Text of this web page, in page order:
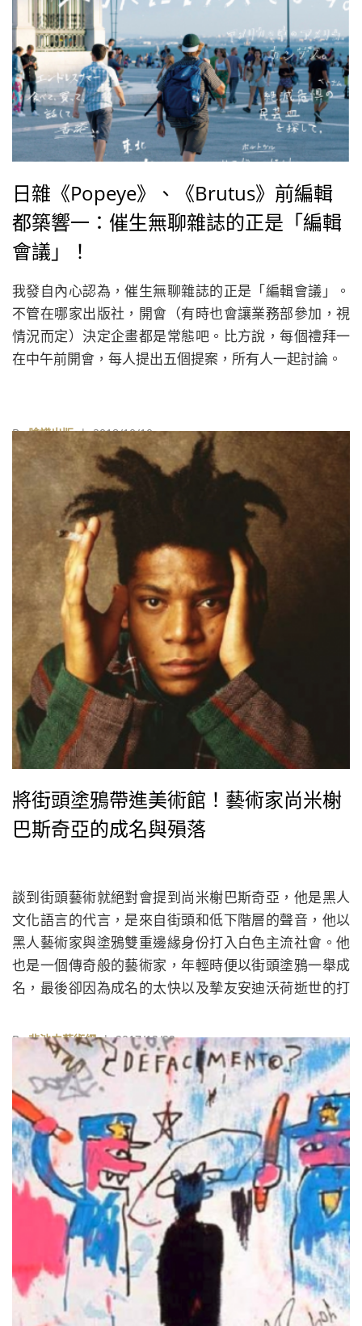
日雜《Popeye》、《Brutus》前編輯
都築響一：催生無聊雜誌的正是「編輯
會議」！
我發自內心認為，催生無聊雜誌的正是「編輯會議」。
不管在哪家出版社，開會（有時也會讓業務部參加，視
情況而定）決定企畫都是常態吧。比方說，每個禮拜一
在中午前開會，每人提出五個提案，所有人一起討論。
By臉譜出版| 2018/10/10
將街頭塗鴉帶進美術館！藝術家尚米榭
巴斯奇亞的成名與殞落
談到街頭藝術就絕對會提到尚米榭巴斯奇亞，他是黑人
文化語言的代言，是來自街頭和低下階層的聲音，他以
黑人藝術家與塗鴉雙重邊緣身份打入白色主流社會。他
也是一個傳奇般的藝術家，年輕時便以街頭塗鴉一舉成
名，最後卻因為成名的太快以及摯友安迪沃荷逝世的打
27歲那一年去世了。
By非池中藝術網| 2017/12/22